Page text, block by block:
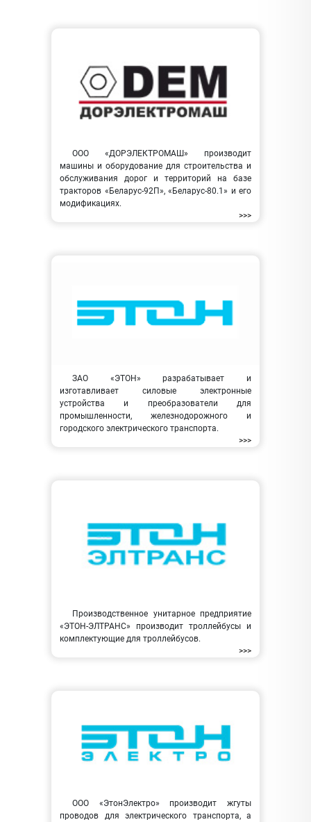
ООО «ДОРЭЛЕКТРОМАШ» производит
машины и оборудование для строительства и
обслуживания дорог и территорий на базе
тракторов «Беларус-92П», «Беларус-80.1» и его
модификациях.
>>>
ЗАО «ЭТОН» разрабатывает и
изготавливает силовые электронные
устройства и преобразователи для
промышленности, железнодорожного и
городского электрического транспорта.
>>>
Производственное унитарное предприятие
«ЭТОН-ЭЛТРАНС» производит троллейбусы и
комплектующие для троллейбусов.
>>>
ООО «ЭтонЭлектро» производит жгуты
проводов для электрического транспорта, а